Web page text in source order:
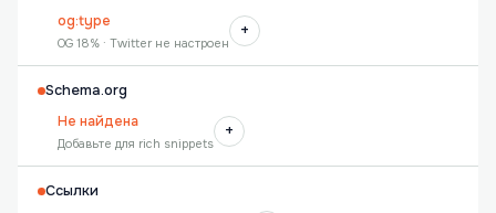
og:type
OG 18% · Twitter не настроен
+
Schema.org
Не найдена
Добавьте для rich snippets
+
Ссылки